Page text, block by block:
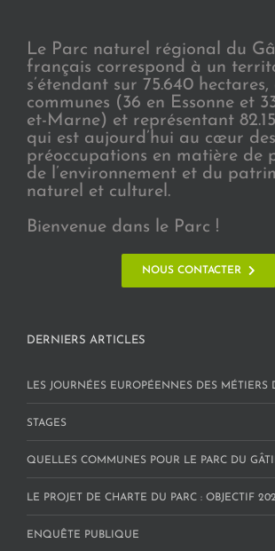
Le Parc naturel régional du
français correspond à un
s’étendant sur 75.640
communes (36 en Essonne et
et-Marne) et représentant
qui est aujourd’hui au cœur des
préoccupations en matière de
de l’environnement et du
naturel et culturel.
Bienvenue dans le Parc !
NOUS CONTACTER
DERNIERS ARTICLES
LES JOURNÉES EUROPÉENNES DES MÉTIERS
STAGES
QUELLES COMMUNES POUR LE PARC DU
LE PROJET DE CHARTE DU PARC : OBJECTIF
ENQUÊTE PUBLIQUE